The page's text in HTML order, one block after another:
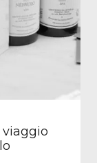
viaggio